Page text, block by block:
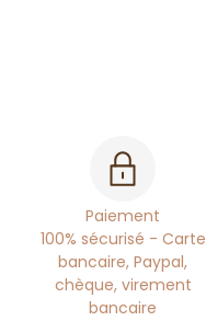
Paiement
100% sécurisé - Carte
bancaire, Paypal,
chèque, virement
bancaire